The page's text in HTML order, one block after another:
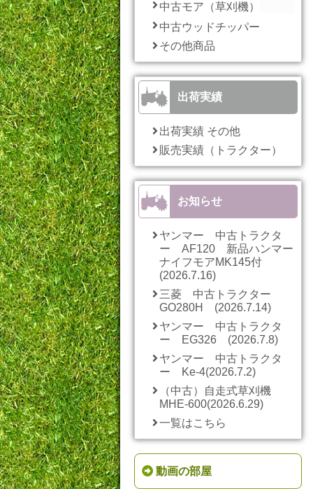
中古モア（草刈機）
中古ウッドチッパー
その他商品
出荷実績
出荷実績 その他
販売実績（トラクター）
お知らせ
ヤンマー 中古トラクタ
ー AF120 新品ハンマー
ナイフモアMK145付
(2026.7.16)
三菱 中古トラクター
GO280H (2026.7.14)
ヤンマー 中古トラクタ
ー EG326 (2026.7.8)
ヤンマー 中古トラクタ
ー Ke-4(2026.7.2)
（中古）自走式草刈機
MHE-600(2026.6.29)
一覧はこちら
動画の部屋